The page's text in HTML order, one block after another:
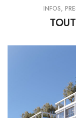
INFOS,